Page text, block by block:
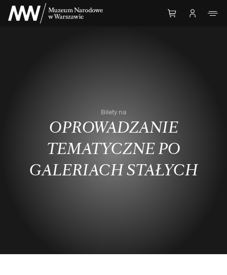
Przejdź do Treści
Bilety na
OPROWADZANIE
TEMATYCZNE PO
GALERIACH STAŁYCH